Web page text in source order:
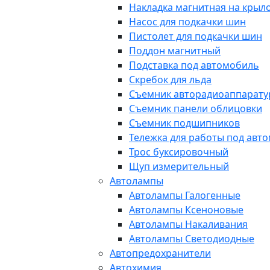
Накладка магнитная на
Насос для подкачки шин
Пистолет для подкачки шин
Поддон магнитный
Подставка под автомобиль
Скребок для льда
Съемник
Съемник панели облицовки
Съемник подшипников
Тележка для работы под
Трос буксировочный
Щуп измерительный
Автолампы
Автолампы Галогенные
Автолампы Ксеноновые
Автолампы Накаливания
Автолампы Светодиодные
Автопредохранители